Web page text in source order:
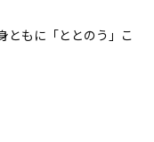
ともに「ととのう」こ